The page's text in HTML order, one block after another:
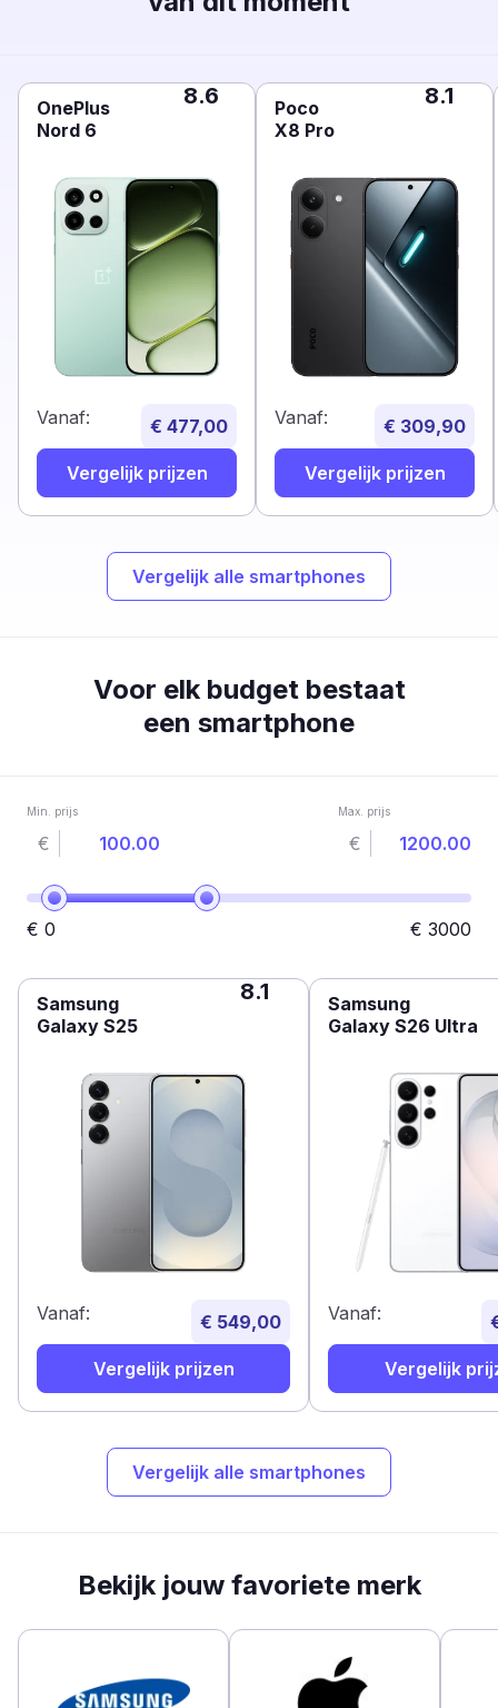
OnePlus
Nord 6
8.6
Vanaf: € 477,00
Vergelijk prijzen
Poco
X8 Pro
8.1
Vanaf: € 309,90
Vergelijk prijzen
Vergelijk alle smartphones
Voor elk budget bestaat
een smartphone
Min. prijs
€
Max. prijs
€
€ 0 € 3000
Samsung
Galaxy S25
8.1
Vanaf: € 549,00
Vergelijk prijzen
Samsung
Galaxy S26 Ultra
Vanaf:
Vergelijk
Vergelijk alle smartphones
Bekijk jouw favoriete merk